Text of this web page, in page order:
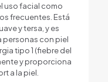
uso facial como
frecuentes. Está
y tersa, y es
con piel
tipo 1 (fiebre del
y proporciona
a la piel.